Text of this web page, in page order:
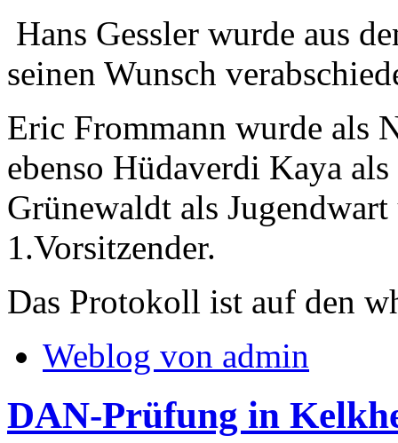
Hans Gessler wurde aus
seinen Wunsch
Eric Frommann wurde als
ebenso Hüdaverdi Kaya
Grünewaldt als
1.Vorsitzender.
Das Protokoll ist auf den
Weblog von admin
DAN-Prüfung in